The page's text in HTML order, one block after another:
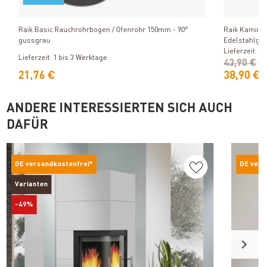
Produkt ansehen
Raik Basic Rauchrohrbogen / Ofenrohr 150mm - 90°
gussgrau
Lieferzeit: 1 bis 3 Werktage
21,76 €
Raik
Lieferzeit: 1
38,90 €
43,90 €
ANDERE INTERESSIERTEN SICH AUCH
DAFÜR
DE versandkostenfrei*
Varianten
-49%
DE